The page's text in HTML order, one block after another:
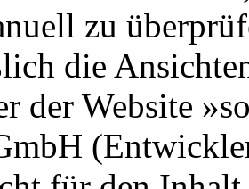
zu
die
der Website